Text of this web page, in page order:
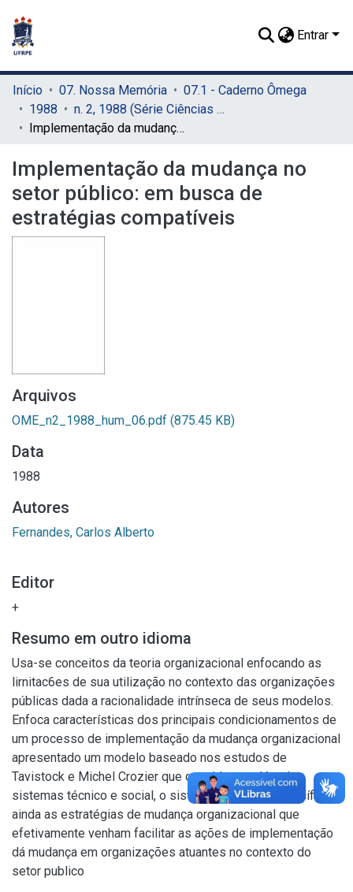
Entrar
Início 07. Nossa Memória
07.1 - Caderno Ômega
1988
n. 2, 1988 (Série Ciências Humanas)
Implementação da mudança no setor público: em busca de estratégias compatíveis
Implementação da mudança no
setor público: em busca de
estratégias compatíveis
Arquivos
OME_n2_1988_hum_06.pdf (875.45 KB)
Data
1988
Autores
Fernandes, Carlos Alberto
Editor
+
Resumo em outro idioma
Usa-se conceitos da teoria organizacional enfocando as
lirnitac6es de sua utilização no contexto das organizações
públicas dada a racionalidade intrínseca de seus modelos.
Enfoca características dos principais condicionamentos de
um processo de implementação da mudança organizacional
apresentado um modelo baseado nos estudos de
Tavistock e Michel Crozier que consideram além dos
sistemas técnico e social, o sistema de poder. Específica
ainda as estratégias de mudança organizacional que
efetivamente venham facilitar as ações de implementação
dá mudança em organizações atuantes no contexto do
setor publico